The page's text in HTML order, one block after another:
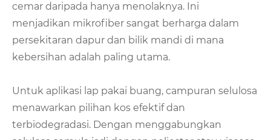
cemar daripada hanya menolaknya. Ini
menjadikan mikrofiber sangat berharga dalam
persekitaran dapur dan bilik mandi di mana
kebersihan adalah paling utama.
Untuk aplikasi lap pakai buang, campuran selulosa
menawarkan pilihan kos efektif dan
terbiodegradasi. Dengan menggabungkan